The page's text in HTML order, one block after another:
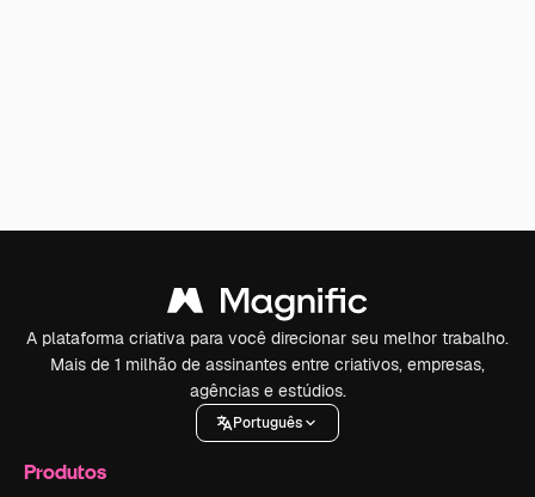
A plataforma criativa para você direcionar seu melhor trabalho.
Mais de 1 milhão de assinantes entre criativos, empresas,
agências e estúdios.
Português
Produtos